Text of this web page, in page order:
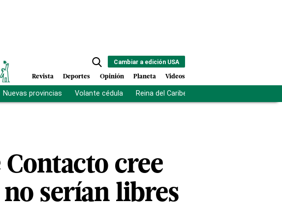
Cambiar a edición USA
Revista Deportes Opinión Planeta Videos
Nuevas provincias Volante cédula Reina del Caribe
cree
no serían libres